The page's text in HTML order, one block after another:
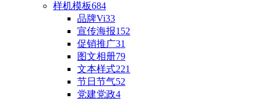
样机模板684
品牌Vi33
宣传海报152
促销推广31
图文相册79
文本样式221
节日节气52
党建党政4